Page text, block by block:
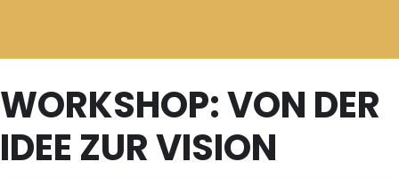
WORKSHOP: VON DER
IDEE ZUR VISION